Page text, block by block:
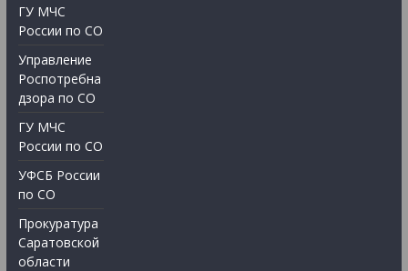
ГУ МЧС
России по СО
Управление
Роспотребна
дзора по СО
ГУ МЧС
России по СО
УФСБ России
по СО
Прокуратура
Саратовской
области